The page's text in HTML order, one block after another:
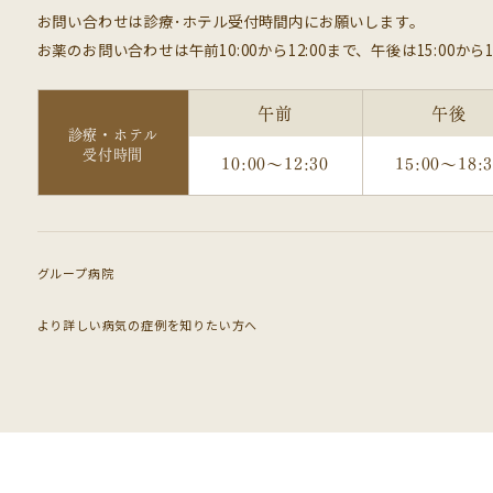
お問い合わせは診療･ホテル受付時間内にお願いします。
お薬のお問い合わせは午前10:00から12:00まで、午後は15:00から
診療・ホテル
受付時間
午前 午後
10:00～12:30 15:00～
グループ病院
より詳しい病気の症例を知りたい方へ